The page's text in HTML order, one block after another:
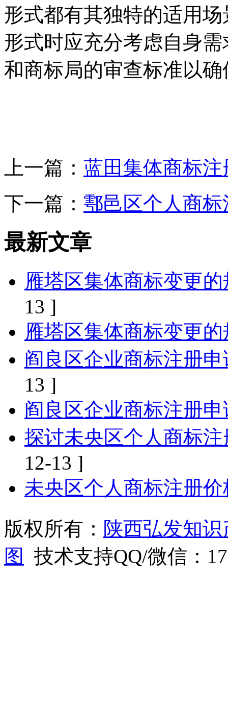
形式都有其独特的适用
形式时应充分考虑自身
和商标局的审查标准以
上一篇： 蓝田集体商标
下一篇： 鄠邑区个人商
最新文章
雁塔区集体商标变更
13 ]
雁塔区集体商标变更
阎良区企业商标注册
13 ]
阎良区企业商标注册
探讨未央区个人商标
12-13 ]
未央区个人商标注册
版权所有： 陕西弘发知
图
技术支持QQ/微信：